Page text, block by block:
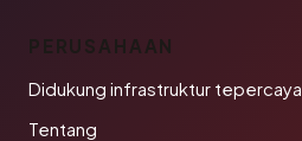
PERUSAHAAN
Didukung infrastruktur tepercaya
Tentang